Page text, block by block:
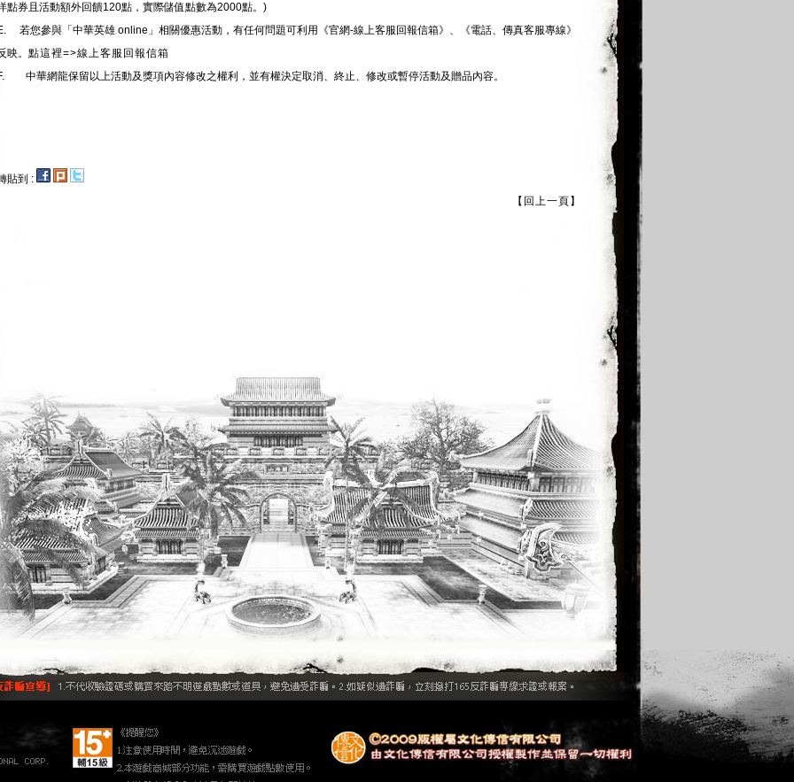
點券且活動額外回饋120點，實際儲值點數為2000點。)
若您參與「中華英雄 online」相關優惠活動，有任何問題可利用《官網-線上客服回報信箱》、《電話、傳真客服專線》
映。 點這裡=>線上客服回報信箱
中華網龍保留以上活動及獎項內容修改之權利，並有權決定取消、終止、修改或暫停活動及贈品內容。
貼到 :
【回上一頁】